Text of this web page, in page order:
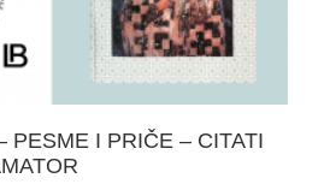
PESME I PRIČE – CITATI